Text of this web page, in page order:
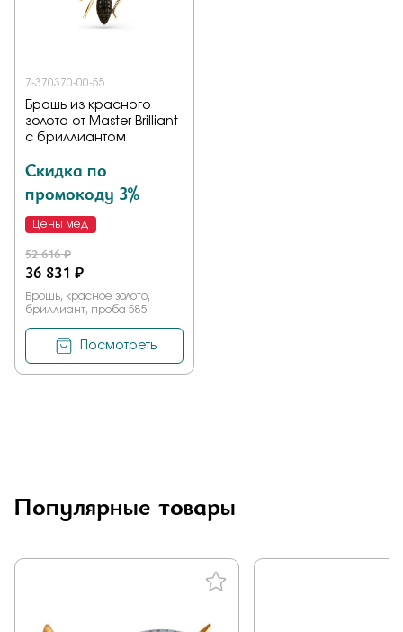
7-370370-00-55
Брошь из красного
золота от Master Brilliant
с бриллиантом
Скидка по
промокоду 3%
Цены мед
52 616 ₽
36 831 ₽
Брошь, красное золото,
бриллиант, проба 585
Посмотреть
Популярные товары
Заказать
Подтверждаю, что я ознакомлен и согласен с условиями
политики конфиденциальности